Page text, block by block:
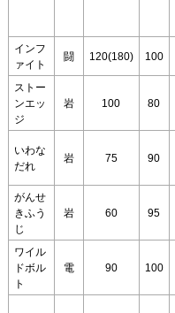
インフ
ァイト
闘 120(180) 100
ストー
ンエッ
ジ
岩 100 80
いわな
だれ
岩 75 90
がんせ
きふう
じ
岩 60 95
ワイル
ドボル
ト
電 90 100